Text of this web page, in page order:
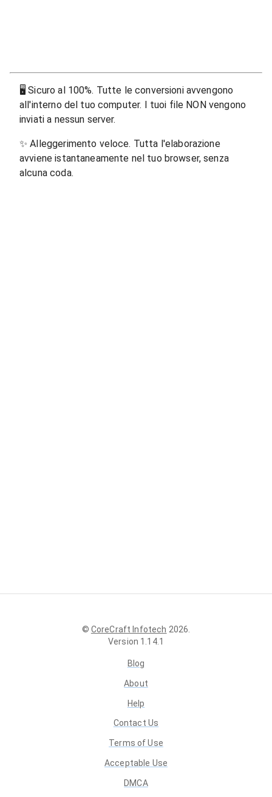
🖥Sicuro al 100%. Tutte le conversioni avvengono
all'interno del tuo computer. I tuoi file NON vengono
inviati a nessun server.
✨Alleggerimento veloce. Tutta l'elaborazione
avviene istantaneamente nel tuo browser, senza
alcuna coda.
© CoreCraft Infotech 2026
Version 1.14.1
Blog
About
Help
Contact Us
Terms of Use
Acceptable Use
DMCA